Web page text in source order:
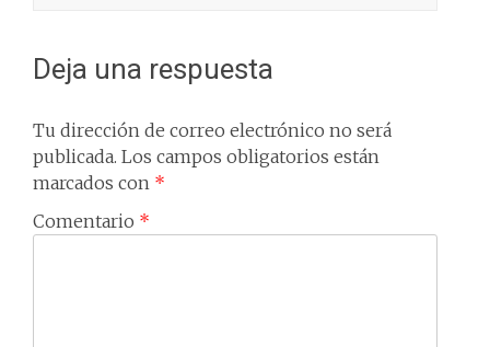
Deja una respuesta
Tu dirección de correo electrónico no será
publicada. Los campos obligatorios están
marcados con *
Comentario *